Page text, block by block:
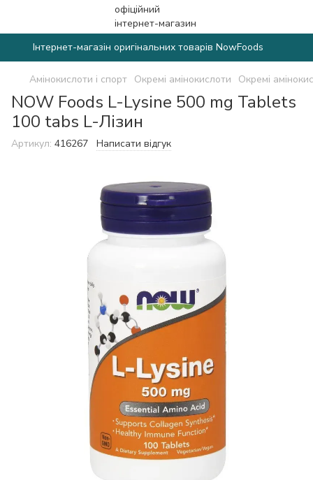
Інтернет-магазін оригінальних товарів NowFoods
Амінокислоти і спорт Окремі амінокислоти Окремі
NOW Foods L-Lysine 500 mg Tablets
100 tabs L-Лізин
Артикул: 416267 Написати відгук